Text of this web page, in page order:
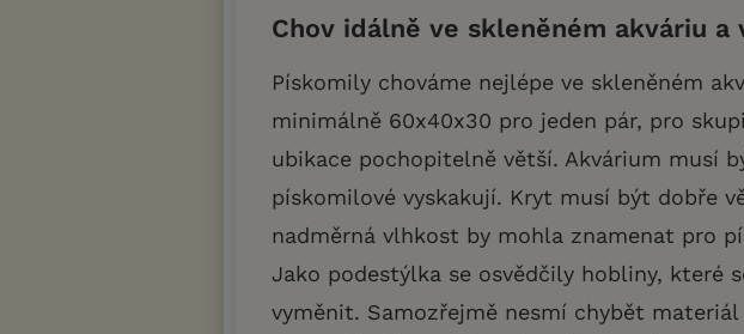
Chov idálně ve skleněném akváriu a
Pískomily chováme nejlépe ve skleněném
minimálně 60x40x30 pro jeden pár, pro
ubikace pochopitelně větší. Akvárium musí
pískomilové vyskakují. Kryt musí být dobře
nadměrná vlhkost by mohla znamenat pro
Jako podestýlka se osvědčily hobliny, které
vyměnit. Samozřejmě nesmí chybět